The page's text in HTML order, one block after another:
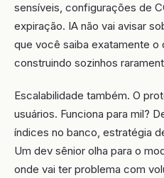
sensíveis, configurações de
expiração. IA não vai avisar
que você saiba exatamente o
construindo sozinhos
Escalabilidade também. O
usuários. Funciona para mil?
índices no banco, estratégia
Um dev sênior olha para o
onde vai ter problema com